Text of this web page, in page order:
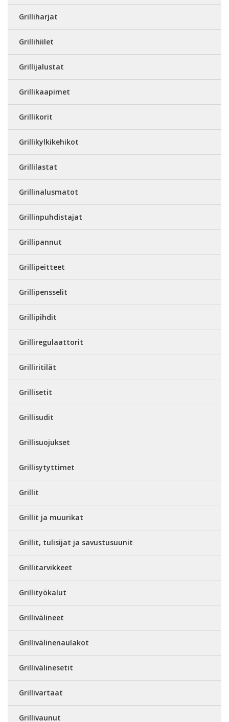
Grilliharjat
Grillihiilet
Grillijalustat
Grillikaapimet
Grillikorit
Grillikylkikehikot
Grillilastat
Grillinalusmatot
Grillinpuhdistajat
Grillipannut
Grillipeitteet
Grillipensselit
Grillipihdit
Grilliregulaattorit
Grilliritilät
Grillisetit
Grillisudit
Grillisuojukset
Grillisytyttimet
Grillit
Grillit ja muurikat
Grillit, tulisijat ja savustusuunit
Grillitarvikkeet
Grillityökalut
Grillivälineet
Grillivälinenaulakot
Grillivälinesetit
Grillivartaat
Grillivaunut